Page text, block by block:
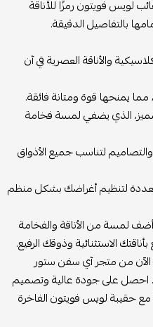
لويس فويتون رمزًا للأناقة
بالتفاصيل الدقيقة.
والأناقة العصرية في آن
يمنحها قوة ومتانة فائقة.
الذي يضفي لمسة فخامة
لتناسب جميع الأذواق
لتنظيم أغراضك بشكل منظم
لمسة من الأناقة والفخامة
الاستثنائية وذوقك الرفيع.
من متجر آي سفن ستور
احصل على جودة عالية وتصميم
مع حقيبة لويس فويتون الفاخرة